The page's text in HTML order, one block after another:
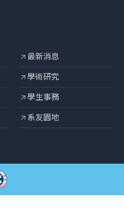
arrow_outward 最新消息
arrow_outward 學術研究
arrow_outward 學生事務
arrow_outward 系友園地
系